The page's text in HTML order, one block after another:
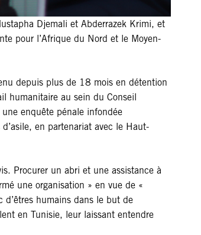
Djemali et Abderrazek Krimi, et
pour l’Afrique du Nord et le Moyen-
depuis plus de 18 mois en détention
humanitaire au sein du Conseil
enquête pénale infondée
en partenariat avec le Haut-
Procurer un abri et une assistance à
une organisation » en vue de «
humains dans le but de
en Tunisie, leur laissant entendre